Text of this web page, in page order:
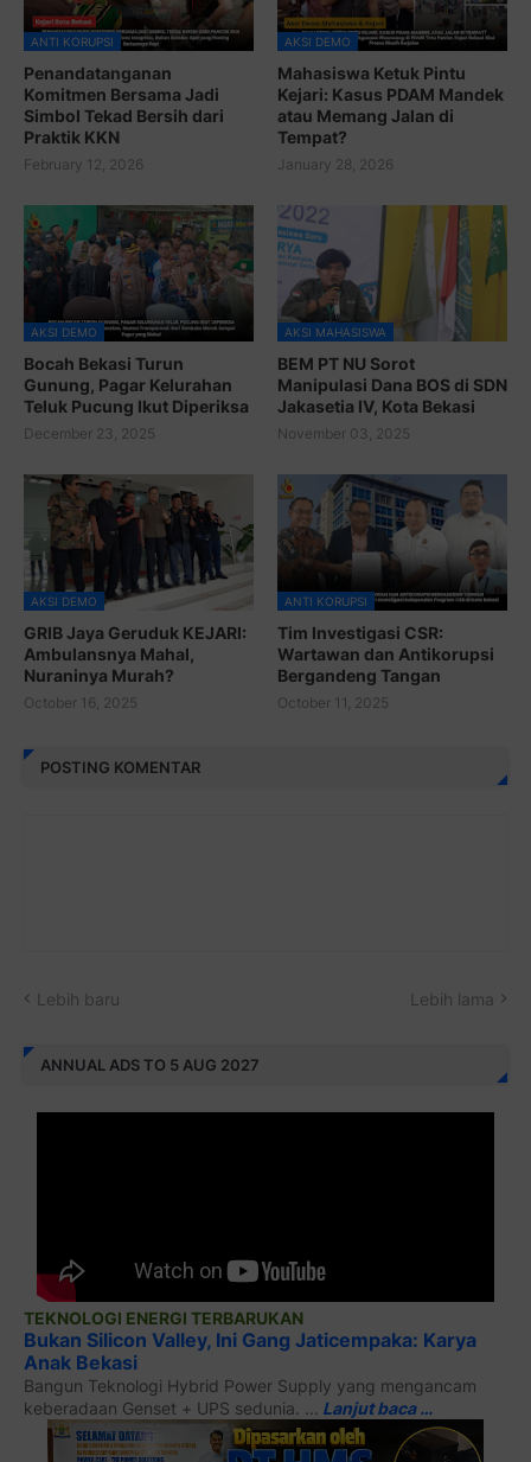
ANTI KORUPSI
Penandatanganan
Komitmen Bersama Jadi
Simbol Tekad Bersih dari
Praktik KKN
February 12, 2026
AKSI DEMO
Mahasiswa Ketuk Pintu
Kejari: Kasus PDAM Mandek
atau Memang Jalan di
Tempat?
January 28, 2026
AKSI DEMO
Bocah Bekasi Turun
Gunung, Pagar Kelurahan
Teluk Pucung Ikut Diperiksa
December 23, 2025
AKSI MAHASISWA
BEM PT NU Sorot
Manipulasi Dana BOS di SDN
Jakasetia IV, Kota Bekasi
November 03, 2025
AKSI DEMO
GRIB Jaya Geruduk KEJARI:
Ambulansnya Mahal,
Nuraninya Murah?
October 16, 2025
ANTI KORUPSI
Tim Investigasi CSR:
Wartawan dan Antikorupsi
Bergandeng Tangan
October 11, 2025
POSTING KOMENTAR
Lebih baru Lebih lama
ANNUAL ADS TO 5 AUG 2027
TEKNOLOGI ENERGI TERBARUKAN
Bukan Silicon Valley, Ini Gang Jaticempaka: Karya
Anak Bekasi
Bangun Teknologi Hybrid Power Supply yang mengancam
keberadaan Genset + UPS sedunia. ...
Lanjut baca …